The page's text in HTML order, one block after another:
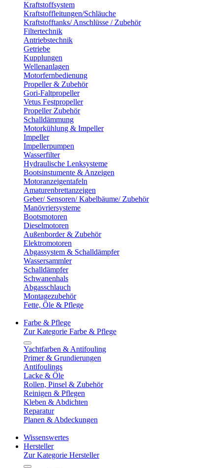
Kraftstoffsystem
Kraftstoffleitungen/Schläuche
Kraftstofftanks/ Anschlüsse / Zubehör
Filtertechnik
Antriebstechnik
Getriebe
Kupplungen
Wellenanlagen
Motorfernbedienung
Propeller & Zubehör
Gori-Faltpropeller
Vetus Festpropeller
Propeller Zubehör
Schalldämmung
Motorkühlung & Impeller
Impeller
Impellerpumpen
Wasserfilter
Hydraulische Lenksysteme
Bootsinstumente & Anzeigen
Motoranzeigentafeln
Amaturenbrettanzeigen
Geber/ Sensoren/ Kabelbäume/ Zubehör
Manövriersysteme
Bootsmotoren
Dieselmotoren
Außenborder & Zubehör
Elektromotoren
Abgassystem & Schalldämpfer
Wassersammler
Schalldämpfer
Schwanenhals
Abgasschlauch
Montagezubehör
Fette, Öle & Pflege
Farbe & Pflege
Zur Kategorie Farbe & Pflege
Yachtfarben & Antifouling
Primer & Grundierungen
Antifoulings
Lacke & Öle
Rollen, Pinsel & Zubehör
Reinigen & Pflegen
Kleben & Abdichten
Reparatur
Planen & Abdeckungen
Wissenswertes
Hersteller
Zur Kategorie Hersteller